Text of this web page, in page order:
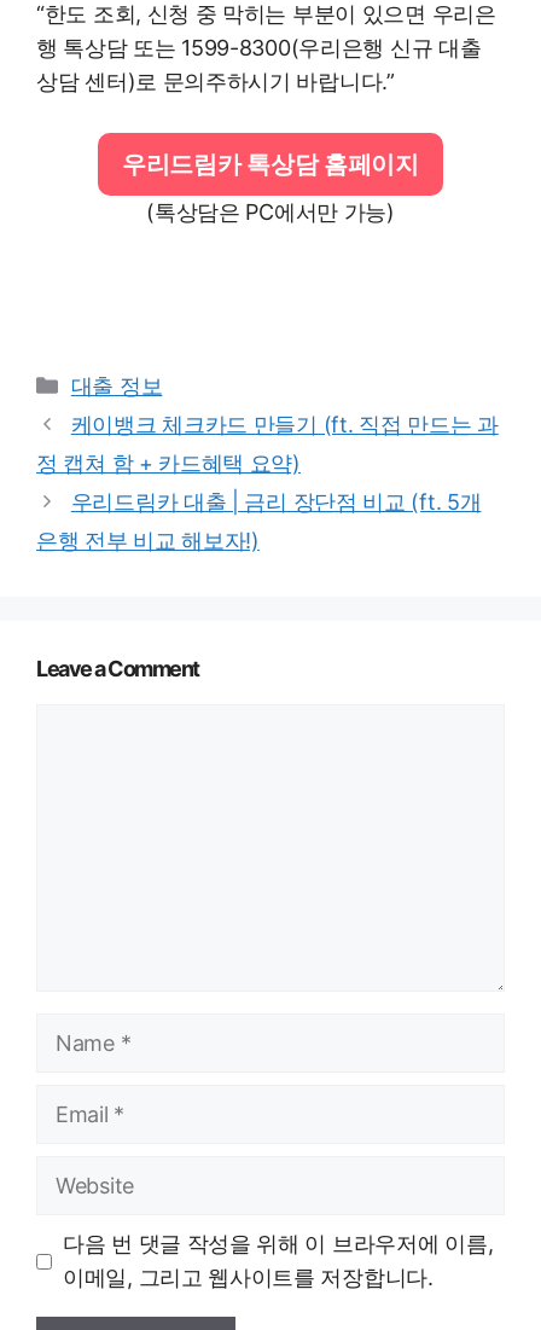
“한도 조회, 신청 중 막히는 부분이 있으면 우리은
행 톡상담 또는 1599-8300(우리은행 신규 대출
상담 센터)로 문의주하시기 바랍니다.”
우리드림카 톡상담 홈페이지
(톡상담은 PC에서만 가능)
Categories
대출 정보
케이뱅크 체크카드 만들기 (ft. 직접 만드는 과
정 캡쳐 함 + 카드혜택 요약)
우리드림카 대출 | 금리 장단점 비교 (ft. 5개
은행 전부 비교 해보자!)
Leave a Comment
Website
다음 번 댓글 작성을 위해 이 브라우저에 이름,
이메일, 그리고 웹사이트를 저장합니다.